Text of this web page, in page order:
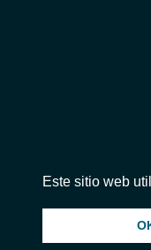
© 2026 InstantAudio.
Este sitio web